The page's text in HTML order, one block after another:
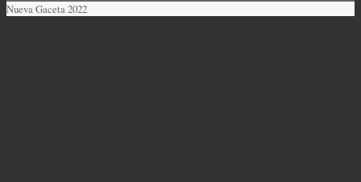
Nueva Gaceta 2022